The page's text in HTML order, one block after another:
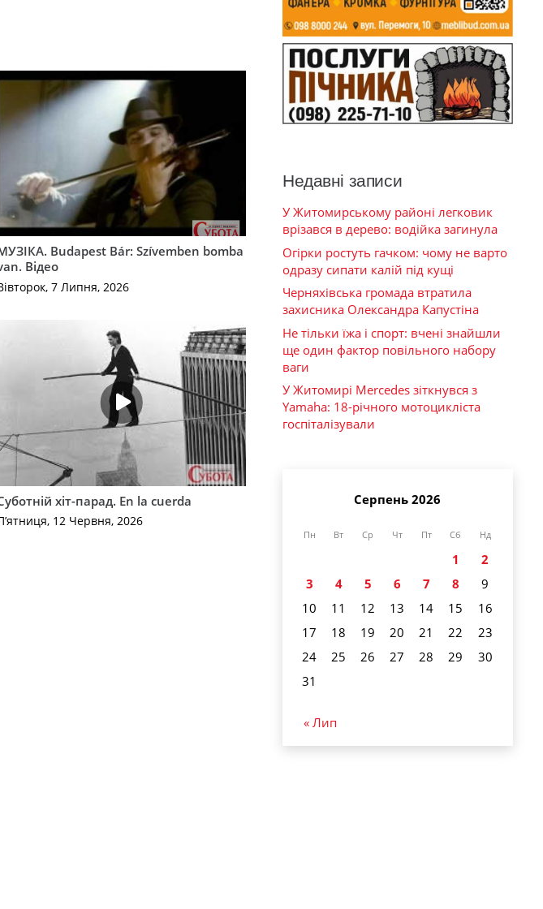
Budapest Bár: Szívemben bomba
Відео
7 Липня, 2026
хіт-парад. En la cuerda
12 Червня, 2026
Недавні записи
У Житомирському районі легковик
врізався в дерево: водійка загинула
Огірки ростуть гачком: чому не варто
одразу сипати калій під кущі
Черняхівська громада втратила
захисника Олександра Капустіна
Не тільки їжа і спорт: вчені знайшли
ще один фактор повільного набору
ваги
У Житомирі Mercedes зіткнувся з
Yamaha: 18-річного мотоцикліста
госпіталізували
Серпень 2026
Пн Вт Ср Чт Пт Сб Нд
1
2
3
4 5 6 7 8
9
10
11 12 13 14 15
16
17
18 19 20 21 22
23
24
25 26 27 28 29
30
31
« Лип